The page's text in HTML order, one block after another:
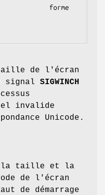
de l'écran
signal SIGWINCH
invalide
Unicode.
la taille et la
de l'écran
de démarrage